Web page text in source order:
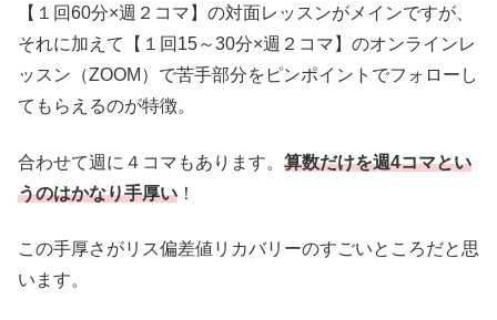
【１回60分×週２コマ】の対面レッスンがメインですが、
それに加えて【１回15～30分×週２コマ】のオンラインレ
ッスン（ZOOM）で苦手部分をピンポイントでフォローし
てもらえるのが特徴。
合わせて週に４コマもあります。 算数だけを週4コマとい
うのはかなり手厚い ！
この手厚さがリス偏差値リカバリーのすごいところだと思
います。